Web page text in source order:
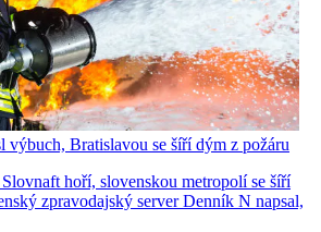
výbuch, Bratislavou se šíří dým z požáru
hoří, slovenskou metropolí se šíří
zpravodajský server Denník N napsal,